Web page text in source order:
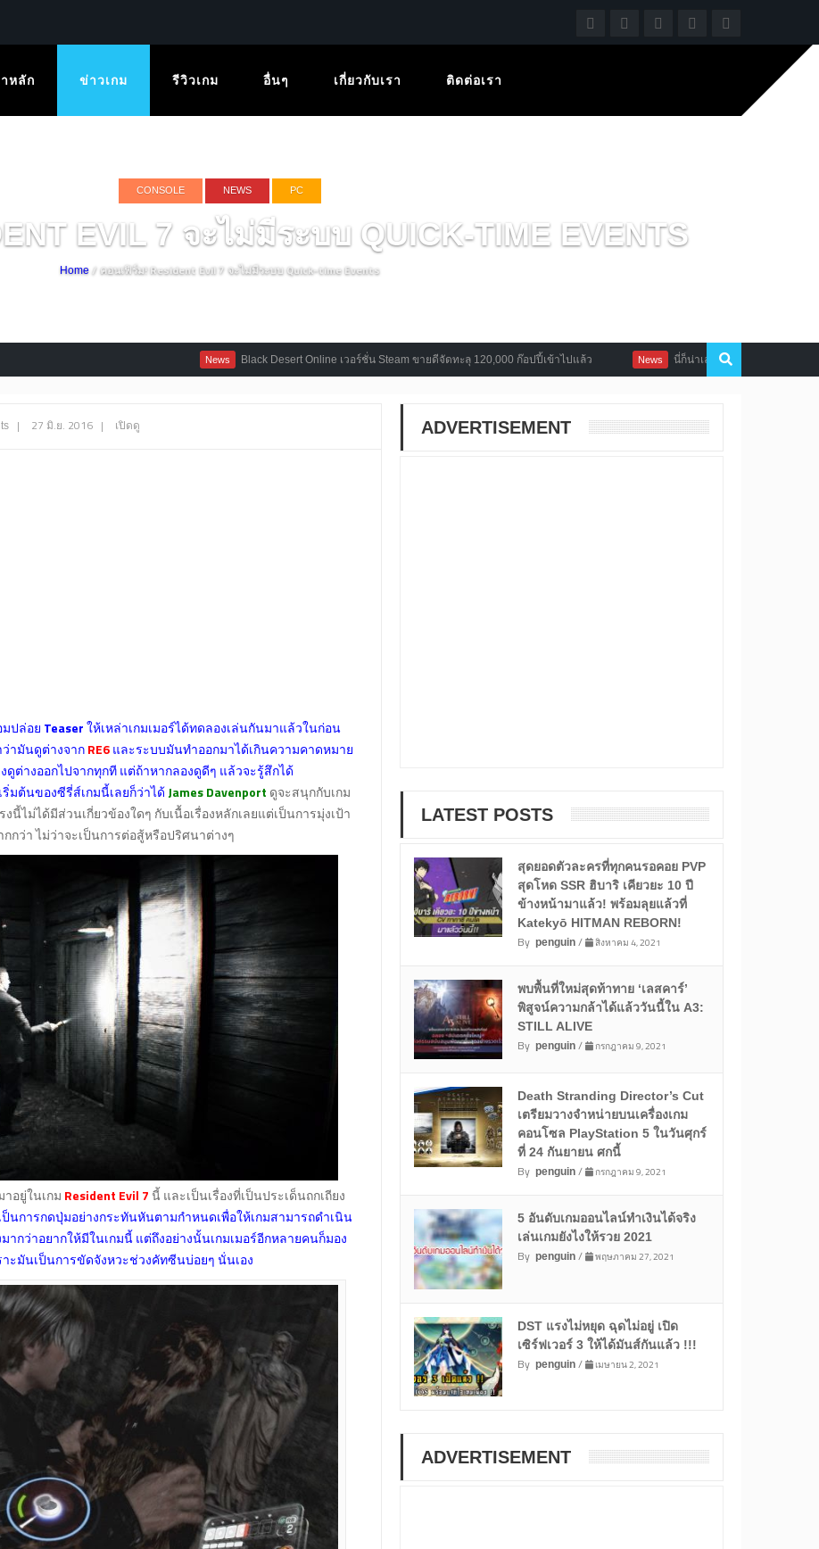
หลัก ข่าวเกม รีวิวเกม อื่นๆ เกี่ยวกับเรา ติดต่อเรา
CONSOLE NEWS PC
EVIL 7 จะไม่มีระบบ QUICK-TIME EVENTS
Home/ คอนเฟิร์ม! Resident Evil 7 จะไม่มีระบบ Quick-time Events
Black Desert Online เวอร์ชั่น Steam ขายดีจัดทะลุ 120,000 ก๊อปปี้เข้าไปแล้ว นี่ก็น่าเล่น Warhammer: Vermintide 2
| 27 มิ.ย. 2016 | เปิดดู
ปล่อย Teaserให้เหล่าเกมเมอร์ได้ทดลองเล่นกันมาแล้วในก่อน
ามันดูต่างจากRE6และระบบมันทำออกมาได้เกินความคาดหมาย
ดูต่างออกไปจากทุกที แต่ถ้าหากลองดูดีๆ แล้วจะรู้สึกได้
มต้นของซีรี่ส์เกมนี้เลยก็ว่าได้James Davenport ดูจะสนุกกับเกม
งนี้ไม่ได้มีส่วนเกี่ยวข้องใดๆ กับเนื้อเรื่องหลักเลยแต่เป็นการมุ่งเป้า
กว่า ไม่ว่าจะเป็นการต่อสู้หรือปริศนาต่างๆ
อยู่ในเกม Resident Evil 7นี้ และเป็นเรื่องที่เป็นประเด็นถกเถียง
ป็นการกดปุ่มอย่างกระทันหันตามกำหนดเพื่อให้เกมสามารถดำเนิน
กว่าอยากให้มีในเกมนี้ แต่ถึงอย่างนั้นเกมเมอร์อีกหลายคนก็มอง
ะมันเป็นการขัดจังหวะช่วงคัทซีนบ่อยๆ นั่นเอง
ADVERTISEMENT
LATEST POSTS
สุดยอดตัวละครที่ทุกคนรอคอย PVP
สุดโหด SSR ฮิบาริ เคียวยะ 10 ปี
ข้างหน้ามาแล้ว! พร้อมลุยแล้วที่
Katekyō HITMAN REBORN!
By penguin/ สิงหาคม 4, 2021
พบพื้นที่ใหม่สุดท้าทาย ‘เลสคาร์’
พิสูจน์ความกล้าได้แล้ววันนี้ใน A3:
STILL ALIVE
By penguin/ กรกฎาคม 9, 2021
Death Stranding Director’s Cut
เตรียมวางจำหน่ายบนเครื่องเกม
คอนโซล PlayStation 5 ในวันศุกร์
ที่ 24 กันยายน ศกนี้
By penguin/ กรกฎาคม 9, 2021
5 อันดับเกมออนไลน์ทำเงินได้จริง
เล่นเกมยังไงให้รวย 2021
By penguin/ พฤษภาคม 27, 2021
DST แรงไม่หยุด ฉุดไม่อยู่ เปิด
เซิร์ฟเวอร์ 3 ให้ได้มันส์กันแล้ว !!!
By penguin/ เมษายน 2, 2021
ADVERTISEMENT